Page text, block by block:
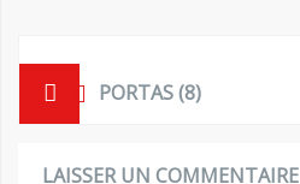
PORTAS (8)
LAISSER UN COMMENTAIRE